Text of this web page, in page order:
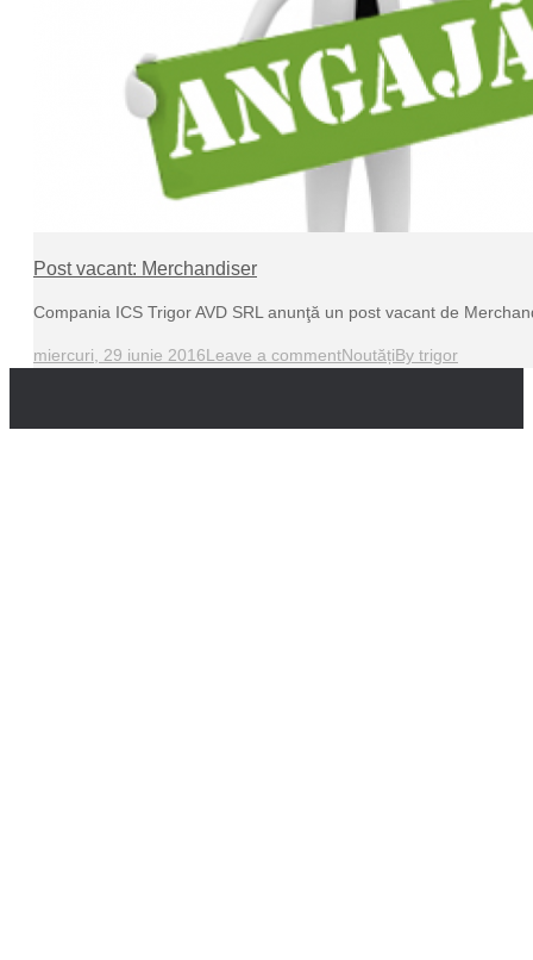
Post vacant: Merchandiser
Compania ICS Trigor AVD SRL anunţă un post vacant de
miercuri, 29 iunie 2016Leave a commentNoutățiBy trigor